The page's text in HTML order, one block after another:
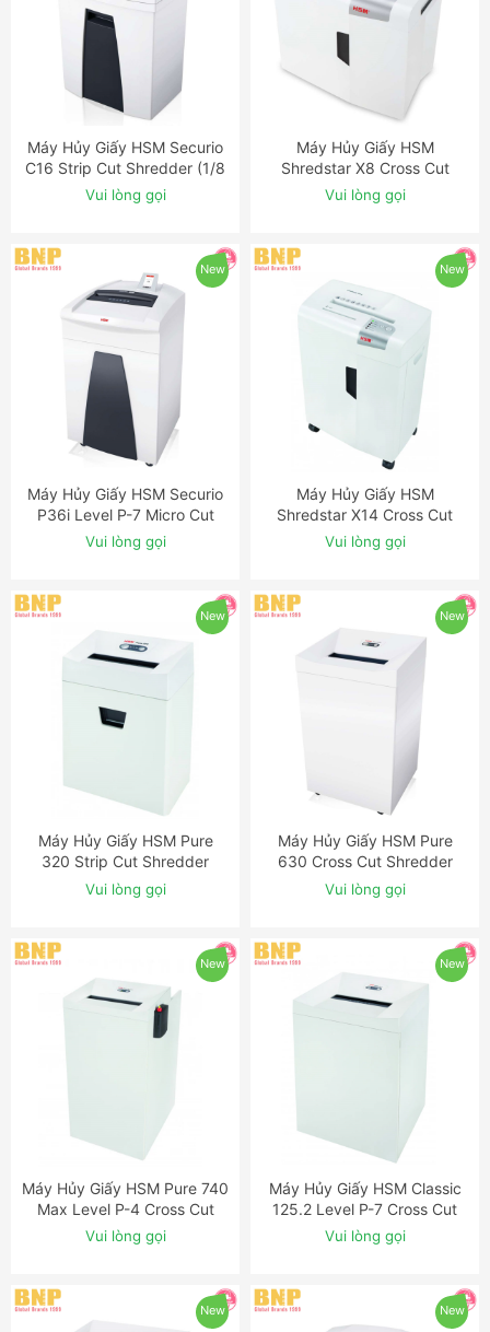
ĐẶT NGAY
Máy Hủy Giấy HSM Securio
C16 Strip Cut Shredder (1/8
inch)
Vui lòng gọi
ĐẶT NGAY
Máy Hủy Giấy HSM
Shredstar X8 Cross Cut
Shredder
Vui lòng gọi
New
ĐẶT NGAY
Máy Hủy Giấy HSM Securio
P36i Level P-7 Micro Cut
Shredder with OMDD Slot
Vui lòng gọi
New
ĐẶT NGAY
Máy Hủy Giấy HSM
Shredstar X14 Cross Cut
Shredder
Vui lòng gọi
New
ĐẶT NGAY
Máy Hủy Giấy HSM Pure
320 Strip Cut Shredder
Vui lòng gọi
New
ĐẶT NGAY
Máy Hủy Giấy HSM Pure
630 Cross Cut Shredder
Vui lòng gọi
New
ĐẶT NGAY
Máy Hủy Giấy HSM Pure 740
Max Level P-4 Cross Cut
Shredder
Vui lòng gọi
New
ĐẶT NGAY
Máy Hủy Giấy HSM Classic
125.2 Level P-7 Cross Cut
Shredder with Automatic
Oiler
Vui lòng gọi
New New